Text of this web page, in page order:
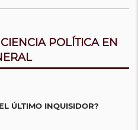
POLÍTICA EN
ÚLTIMO INQUISIDOR?